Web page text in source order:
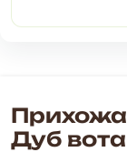
уголками,
Дуб